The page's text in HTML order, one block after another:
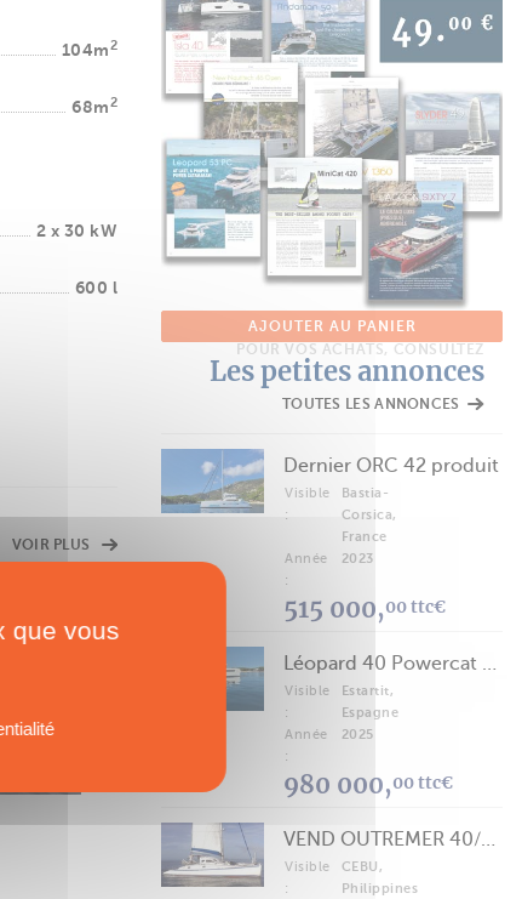
104m2
68m2
2 x 30 kW
600 l
VOIR PLUS
AJOUTER AU PANIER
POUR VOS ACHATS, CONSULTEZ
Les petites annonces
TOUTES LES ANNONCES
Dernier ORC 42 produit
Visible
:
Bastia-
Corsica,
France
Année
:
2023
515 000,00 ttc€
Léopard 40 Powercat 2025
Visible
:
Estartit,
Espagne
Année
:
2025
980 000,00 ttc€
VEND OUTREMER 40/43 (FREE LANCE)
Visible
:
CEBU,
Philippines
que vous